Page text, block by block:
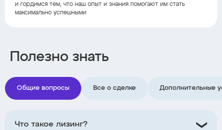
и гордимся тем, что наш опыт и знания помогают им стать
максимально успешными
Полезно знать
Общие вопросы Все о сделке Дополнительные
Что такое лизинг?